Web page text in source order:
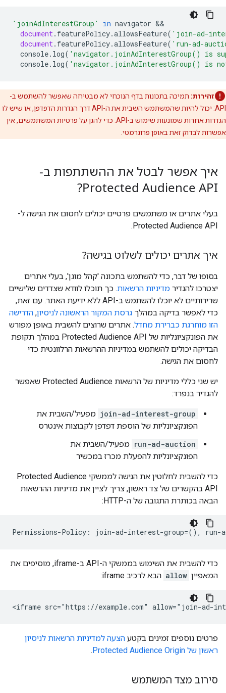
'joinAdInterestGroup' in navigator
document. featurePolicy.allowsFeature( 'join-ad-
document. featurePolicy.allowsFeature( 'run-ad-
console. log( 'navigator.joinAdInterestGroup() is
console. log( 'navigator.joinAdInterestGroup() is
זהירות: תמיכה בתכונות בדף הנוכחי לא מבטיחה שאפשר להשתמש ב-
API: יכול להיות שהמשתמש השבית את ה-API דרך הגדרות הדפדפן, או שיש לו
הגדרות אחרות שמונעות שימוש ב-API. כדי להגן על פרטיות המשתמשים, אין
אפשרות לבדוק זאת באופן פרוגרמטי.
איך אפשר לבטל את ההשתתפות ב-
Protected Audience API?
בעלי אתרים או משתמשים פרטיים יכולים לחסום את הגישה ל-
Protected Audience API.
איך אתרים יכולים לשלוט בגישה?
בסופו של דבר, כדי להשתמש בתכונה 'קהל מוגן', בעלי אתרים
יצטרכו להגדיר מדיניות הרשאות. כך תוכלו לוודא שצדדים שלישיים
שרירותיים לא יוכלו להשתמש ב-API ללא ידיעת האתר. עם זאת,
כדי לאפשר בדיקה במהלך גרסת המקור הראשונה לניסיון, הדרישה
הזו מוחרגת כברירת מחדל. אתרים שרוצים להשבית באופן מפורש
את הפונקציונליות של Protected Audience API במהלך תקופת
הבדיקה יכולים להשתמש במדיניות ההרשאות הרלוונטית כדי
לחסום את הגישה.
יש שני כללי מדיניות של הרשאות Protected Audience שאפשר
להגדיר בנפרד:
join-ad-interest-group מפעיל/השבית את
הפונקציונליות של הוספת דפדפן לקבוצות אינטרס
run-ad-auction מפעיל/השבית את
הפונקציונליות להפעלת מכרז במכשיר
כדי להשבית לחלוטין את הגישה לממשקי Protected Audience
API בהקשרים של צד ראשון, צריך לציין את מדיניות ההרשאות
הבאה בכותרת התגובה של ה-HTTP:
כדי להשבית את השימוש בממשקי ה-API ב-iframe, מוסיפים את
המאפיין allow הבא לרכיב iframe:
פרטים נוספים זמינים בקטע הצעה למדיניות הרשאות לניסיון
ראשון של Protected Audience Origin
.
סירוב מצד המשתמש